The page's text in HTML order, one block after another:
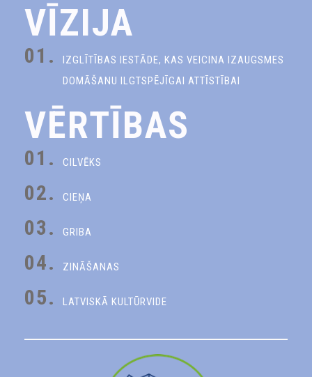
VĪZIJA
01.
IZGLĪTĪBAS IESTĀDE, KAS VEICINA IZAUGSMES
DOMĀŠANU ILGTSPĒJĪGAI ATTĪSTĪBAI
VĒRTĪBAS
01. CILVĒKS
02. CIEŅA
03. GRIBA
04. ZINĀŠANAS
05. LATVISKĀ KULTŪRVIDE